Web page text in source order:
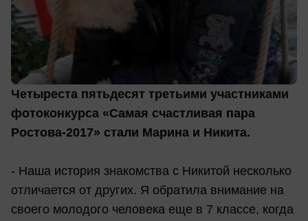
Четыреста пятьдесят третьими участниками
фотоконкурса «Самая счастливая пара
Ростова-2017» стали Марина и Никита.
- Наша история знакомства с Никитой несколько
отличается от других. Я обратила внимание на
своего молодого человека еще в 7 классе, когда